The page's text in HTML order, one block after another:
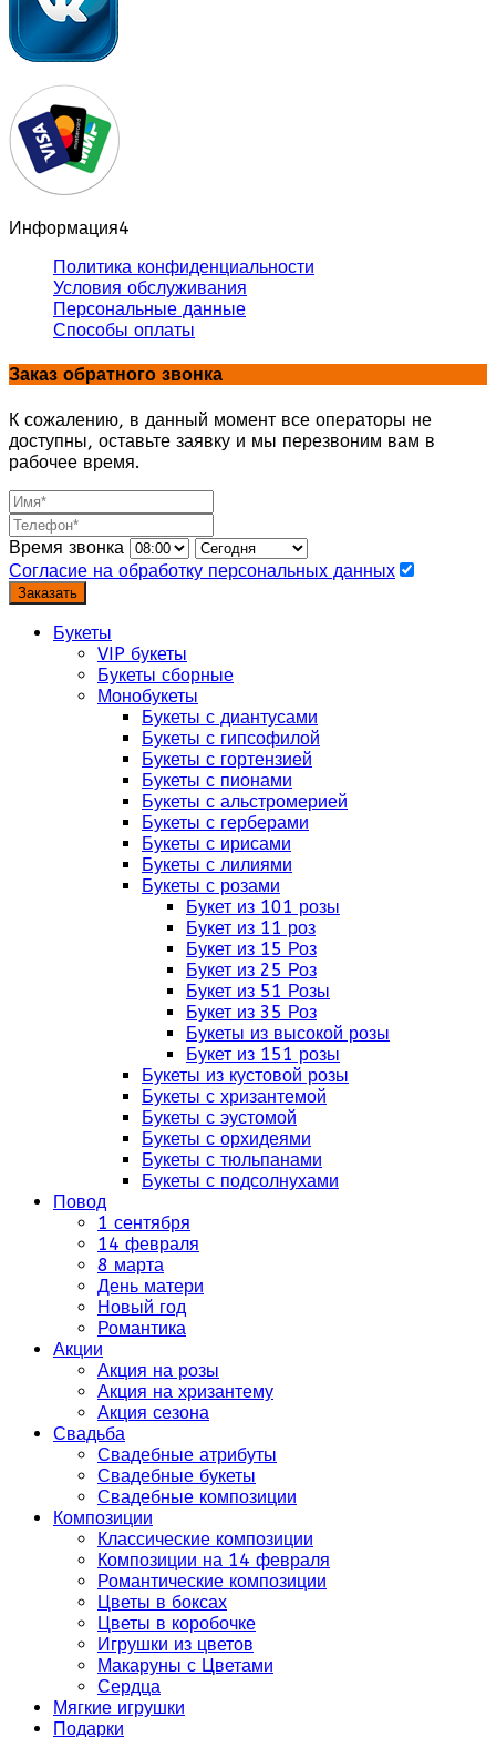
Информация4
Политика конфиденциальности
Условия обслуживания
Персональные данные
Способы оплаты
Заказ обратного звонка
К сожалению, в данный момент все операторы не
доступны, оставьте заявку и мы перезвоним вам в
рабочее время.
Время звонка
Согласие на обработку персональных данных
Заказать
Букеты
VIP букеты
Букеты сборные
Монобукеты
Букеты с диантусами
Букеты с гипсофилой
Букеты с гортензией
Букеты с пионами
Букеты с альстромерией
Букеты с герберами
Букеты с ирисами
Букеты с лилиями
Букеты с розами
Букет из 101 розы
Букет из 11 роз
Букет из 15 Роз
Букет из 25 Роз
Букет из 51 Розы
Букет из 35 Роз
Букеты из высокой розы
Букет из 151 розы
Букеты из кустовой розы
Букеты с хризантемой
Букеты с эустомой
Букеты с орхидеями
Букеты с тюльпанами
Букеты с подсолнухами
Повод
1 сентября
14 февраля
8 марта
День матери
Новый год
Романтика
Акции
Акция на розы
Акция на хризантему
Акция сезона
Свадьба
Свадебные атрибуты
Свадебные букеты
Свадебные композиции
Композиции
Классические композиции
Композиции на 14 февраля
Романтические композиции
Цветы в боксах
Цветы в коробочке
Игрушки из цветов
Макаруны с Цветами
Сердца
Мягкие игрушки
Подарки